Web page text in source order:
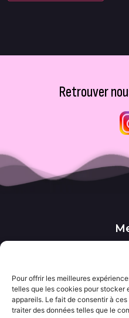
Pour offrir les meilleures
telles que les cookies pour stocker
appareils. Le fait de consentir à
traiter des données telles que le
Retrouver
•••
•••
•••